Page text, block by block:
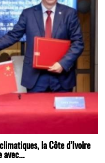
la Côte d’Ivoire
avec...